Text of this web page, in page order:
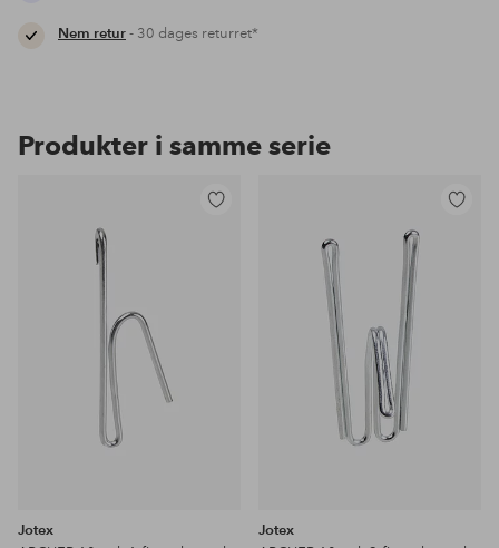
Nem retur- 30 dages returret*
Produkter i samme serie
Jotex
Jotex